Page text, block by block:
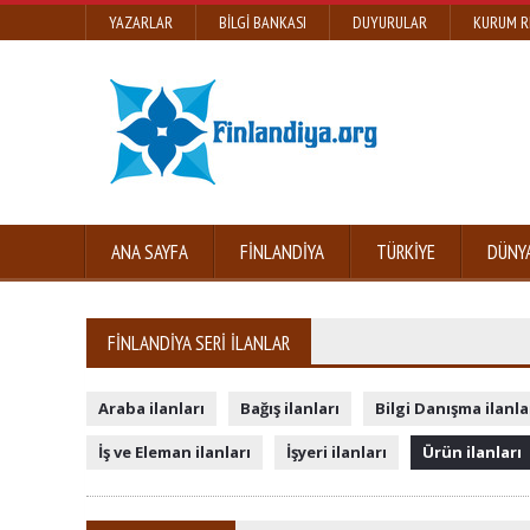
YAZARLAR BILGI BANKASI DUYURULAR KURUM
ANA SAYFA FINLANDIYA TÜRKIYE
FINLANDIYA SERI İLANLAR
Araba ilanları Bağış ilanları Bilgi Danışma
İş ve Eleman ilanları İşyeri ilanları Ürün ilanları